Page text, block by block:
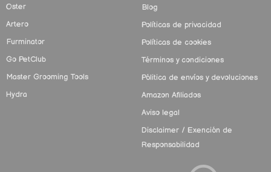
Oster
Artero
Furminator
Go PetClub
Master Grooming Tools
Hydra
Blog
Políticas de privacidad
Políticas de cookies
Términos y condiciones
Pólitica de envíos y devoluciones
Amazon Afiliados
Aviso legal
Disclaimer / Exención de
Responsabilidad